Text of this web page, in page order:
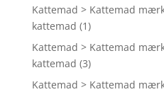
Kattemad > Kattemad
kattemad (1)
Kattemad > Kattemad
kattemad (3)
Kattemad > Kattemad